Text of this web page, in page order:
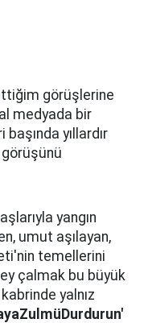
görüşlerine
medyada bir
yıllardır
görüşünü
yangın
umut aşılayan,
temellerini
çalmak bu büyük
yalnız